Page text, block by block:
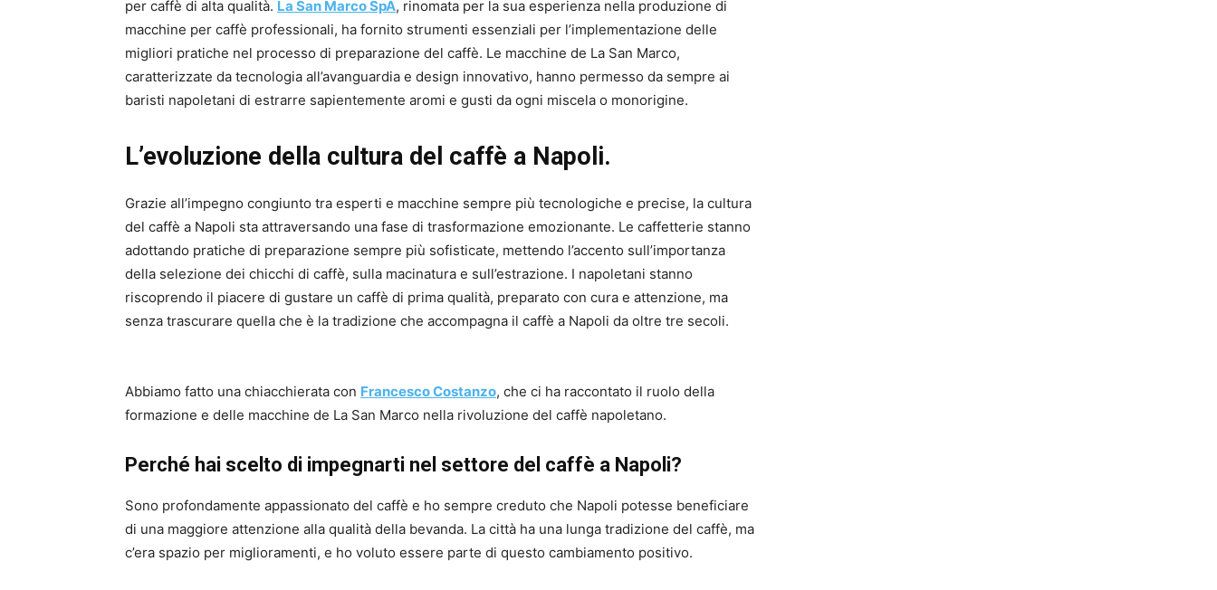
per caffè di alta qualità. La San Marco SpA, rinomata per la sua esperienza nella produzione di
macchine per caffè professionali, ha fornito strumenti essenziali per l’implementazione delle
migliori pratiche nel processo di preparazione del caffè. Le macchine de La San Marco,
caratterizzate da tecnologia all’avanguardia e design innovativo, hanno permesso da sempre ai
baristi napoletani di estrarre sapientemente aromi e gusti da ogni miscela o monorigine.
L’evoluzione della cultura del caffè a Napoli.
Grazie all’impegno congiunto tra esperti e macchine sempre più tecnologiche e precise, la cultura
del caffè a Napoli sta attraversando una fase di trasformazione emozionante. Le caffetterie stanno
adottando pratiche di preparazione sempre più sofisticate, mettendo l’accento sull’importanza
della selezione dei chicchi di caffè, sulla macinatura e sull’estrazione. I napoletani stanno
riscoprendo il piacere di gustare un caffè di prima qualità, preparato con cura e attenzione, ma
senza trascurare quella che è la tradizione che accompagna il caffè a Napoli da oltre tre secoli.
Abbiamo fatto una chiacchierata con Francesco Costanzo, che ci ha raccontato il ruolo della
formazione e delle macchine de La San Marco nella rivoluzione del caffè napoletano.
Perché hai scelto di impegnarti nel settore del caffè a Napoli?
Sono profondamente appassionato del caffè e ho sempre creduto che Napoli potesse beneficiare
di una maggiore attenzione alla qualità della bevanda. La città ha una lunga tradizione del caffè, ma
c’era spazio per miglioramenti, e ho voluto essere parte di questo cambiamento positivo.